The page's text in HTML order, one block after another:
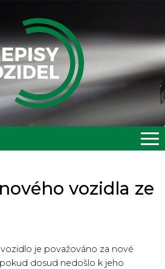
vozidla ze
je považováno za nové
dosud nedošlo k jeho